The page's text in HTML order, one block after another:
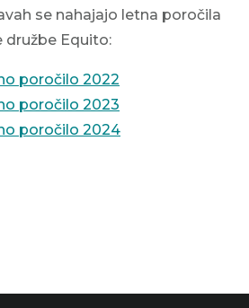
se nahajajo letna poročila
družbe Equito:
poročilo 2022
poročilo 2023
poročilo 2024